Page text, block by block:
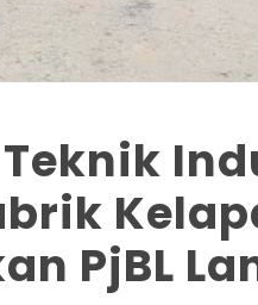
PjBL